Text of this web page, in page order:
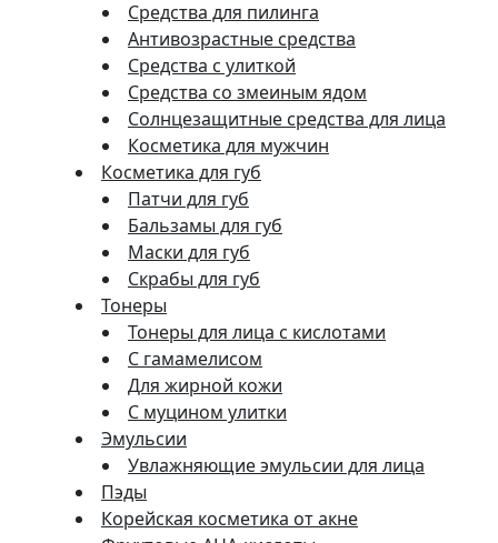
Средства для пилинга
Антивозрастные средства
Средства с улиткой
Средства со змеиным ядом
Солнцезащитные средства для лица
Косметика для мужчин
Косметика для губ
Патчи для губ
Бальзамы для губ
Маски для губ
Скрабы для губ
Тонеры
Тонеры для лица с кислотами
С гамамелисом
Для жирной кожи
С муцином улитки
Эмульсии
Увлажняющие эмульсии для лица
Пэды
Корейская косметика от акне